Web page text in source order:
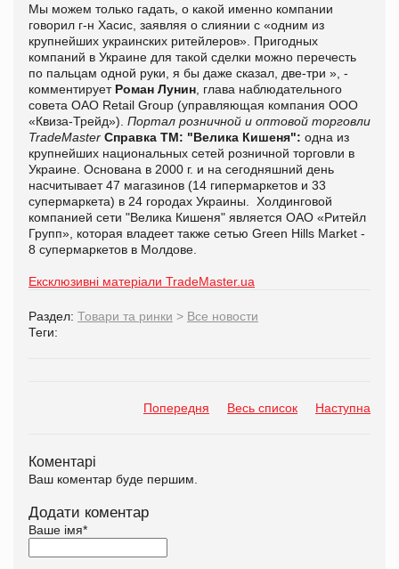
Мы можем только гадать, о какой именно компании
говорил г-н Хасис, заявляя о слиянии с «одним из
крупнейших украинских ритейлеров». Пригодных
компаний в Украине для такой сделки можно перечесть
по пальцам одной руки, я бы даже сказал, две-три », -
комментирует Роман Лунин , глава наблюдательного
совета ОАО Retail Group (управляющая компания ООО
«Квиза-Трейд»). Портал розничной и оптовой торговли
TradeMaster Cправка ТМ: "Велика Кишеня": одна из
крупнейших национальных сетей розничной торговли в
Украине. Основана в 2000 г. и на сегодняшний день
насчитывает 47 магазинов (14 гипермаркетов и 33
супермаркета) в 24 городах Украины. Холдинговой
компанией сети "Велика Кишеня" является ОАО «Ритейл
Групп», которая владеет также сетью Green Hills Market -
8 супермаркетов в Молдове.
Ексклюзивні матеріали TradeMaster.ua
Раздел: Товари та ринки > Все новости
Теги:
Попередня Весь список Наступна
Коментарі
Ваш коментар буде першим.
Додати коментар
Ваше імя*